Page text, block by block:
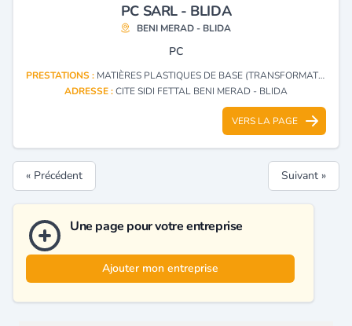
PC SARL - BLIDA
BENI MERAD - BLIDA
PC
PRESTATIONS : MATIÈRES PLASTIQUES DE BASE (TRANSFORMATION)
ADRESSE :CITE SIDI FETTAL BENI MERAD - BLIDA
VERS LA PAGE
« Précédent Suivant »
Une page pour votre entreprise
Ajouter mon entreprise